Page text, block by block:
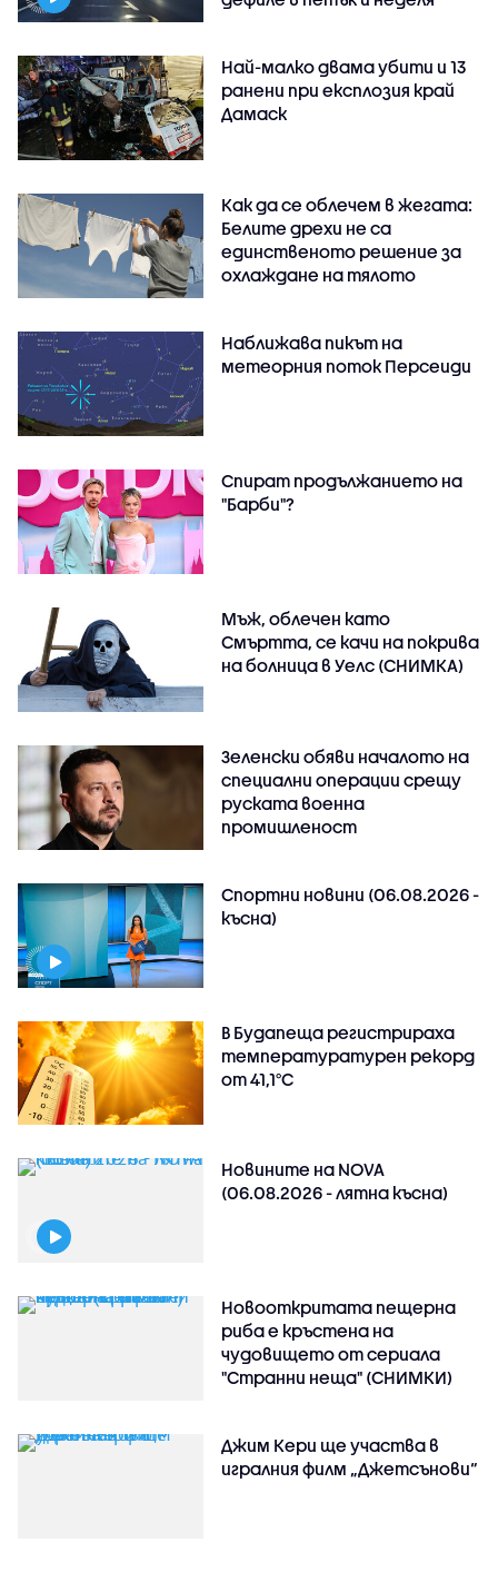
Най-малко двама убити и 13
ранени при експлозия край
Дамаск
Как да се облечем в жегата:
Белите дрехи не са
единственото решение за
охлаждане на тялото
Наближава пикът на
метеорния поток Персеиди
Спират продължанието на
"Барби"?
Мъж, облечен като
Смъртта, се качи на покрива
на болница в Уелс (СНИМКА)
Зеленски обяви началото на
специални операции срещу
руската военна
промишленост
Спортни новини (06.08.2026 -
късна)
В Будапеща регистрираха
температуратурен рекорд
от 41,1°C
Новините на NOVA
(06.08.2026 - лятна късна)
Новооткритата пещерна
риба е кръстена на
чудовището от сериала
"Странни неща" (СНИМКИ)
Джим Кери ще участва в
игралния филм „Джетсънови“